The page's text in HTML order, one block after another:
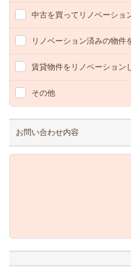
中古を買ってリノベーショ
リノベーション済みの物件
賃貸物件をリノベーション
その他
お問い合わせ内容